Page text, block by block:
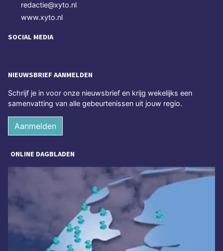
redactie@xyto.nl
www.xyto.nl
SOCIAL MEDIA
NIEUWSBRIEF AANMELDEN
Schrijf je in voor onze nieuwsbrief en krijg wekelijks een
samenvatting van alle gebeurtenissen uit jouw regio.
Aanmelden
ONLINE DAGBLADEN